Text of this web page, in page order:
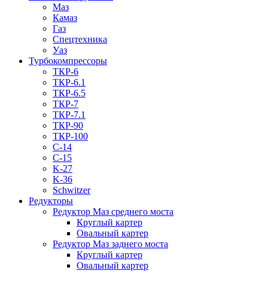
Маз
Камаз
Газ
Спецтехника
Уаз
Турбокомпрессоры
ТКР-6
ТКР-6.1
ТКР-6.5
ТКР-7
ТКР-7.1
ТКР-90
ТКР-100
C-14
C-15
K-27
K-36
Schwitzer
Редукторы
Редуктор Маз среднего моста
Круглый картер
Овальный картер
Редуктор Маз заднего моста
Круглый картер
Овальный картер